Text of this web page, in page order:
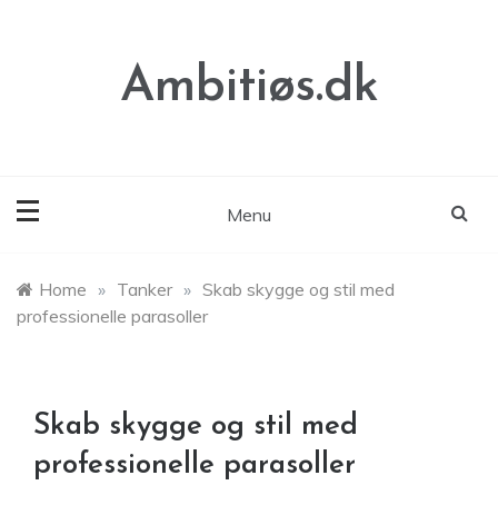
Ambitiøs.dk
Menu
Home » Tanker » Skab skygge og stil med
professionelle parasoller
Skab skygge og stil med
professionelle parasoller